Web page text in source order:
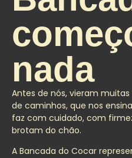
nada
Antes de nós, vieram
de caminhos, que nos
faz com cuidado, com
brotam do chão.
A Bancada do Cocar